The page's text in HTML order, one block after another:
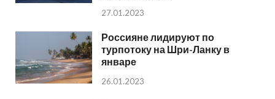
27.01.2023
Россияне лидируют по
турпотоку на Шри-Ланку в
январе
26.01.2023